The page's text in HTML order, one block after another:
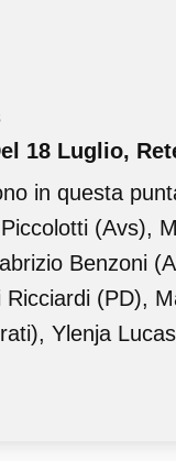
18 Luglio,
in questa
(Avs),
Benzoni
Ricciardi (PD),
Ylenja